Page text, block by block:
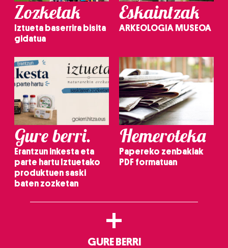
Zozketak
Iztueta baserrira bisita
gidatua
Eskaintzak
ARKEOLOGIA MUSEOA
Gure berri.
Erantzun inkesta eta
parte hartu Iztuetako
produktuen saski
baten zozketan
Hemeroteka
Papereko zenbakiak
PDF formatuan
+
GURE BERRI